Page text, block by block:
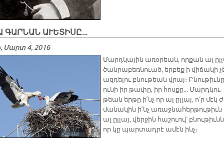
ԳԱՐՆԱՆ ԱՒԵՏԻՍԸ…
Մարտ 4, 2016
Մարդ­կա­յին ա­ռօ­րեան, որ­քան ալ
ծան­րա­բեռ­նուած, եր­բեք ի վի­ճա­կի
ազ­դե­լու բնու­թեան վրայ։ Բնու­թիւ­նը
ու­նի իր թա­փը, իր հոս­քը... Մարդ­կու­
թեան եր­թը ի՛նչ որ ալ ըլ­լայ, ո՛ր մէկ
մա­նա­կին ի՛նչ ա­ռաջ­նա­հեր­թու­թիւն
ալ ըլ­լայ, վեր­ջին հա­շուով՝
որ կը պար­տադ­րէ ա­մէն ինչ։